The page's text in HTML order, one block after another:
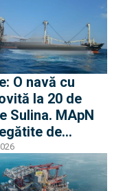
O navă cu
la 20 de
Sulina. MApN
de
un elicopter
Puma Naval și
militare